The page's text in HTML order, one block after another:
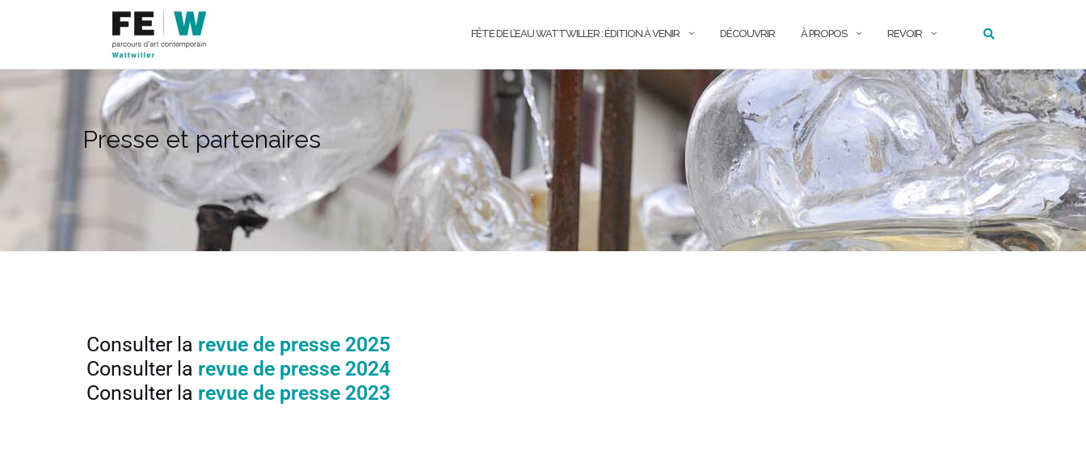
FÊTE DE L’EAU WATTWILLER : ÉDITION À VENIR DÉCOUVRIR À PROPOS REVOIR
Presse et partenaires
Consulter la revue de presse 2025
Consulter la revue de presse 2024
Consulter la revue de presse 2023